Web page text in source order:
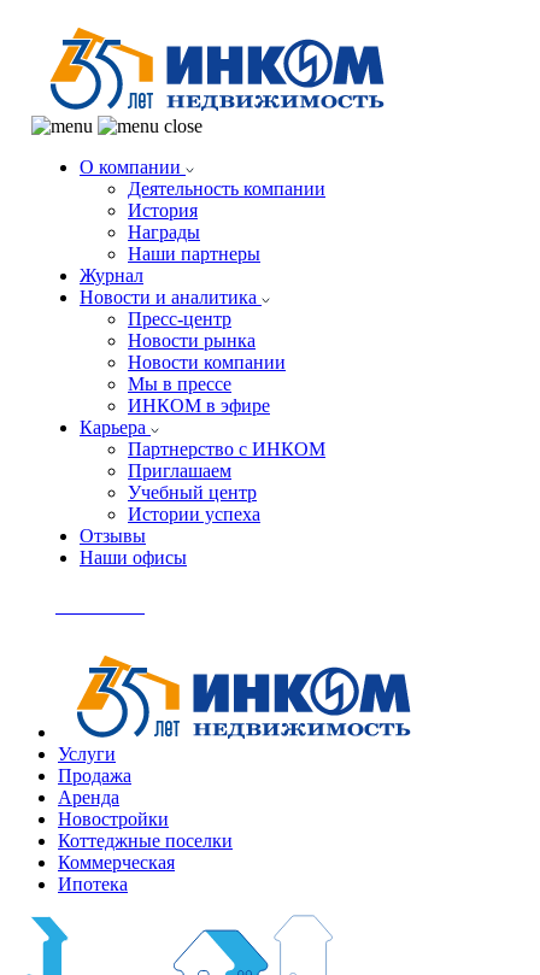
О компании
Деятельность компании
История
Награды
Наши партнеры
Журнал
Новости и аналитика
Пресс-центр
Новости рынка
Новости компании
Мы в прессе
ИНКОМ в эфире
Карьера
Партнерство с ИНКОМ
Приглашаем
Учебный центр
Истории успеха
Отзывы
Наши офисы
Услуги
Продажа
Аренда
Новостройки
Коттеджные поселки
Коммерческая
Ипотека